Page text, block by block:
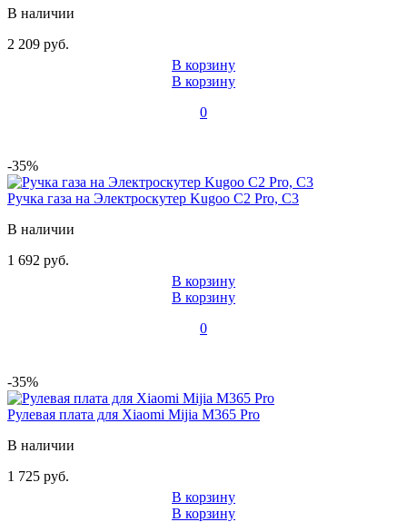
В наличии
2 209 руб.
В корзину
В корзину
0
-35%
Ручка газа на Электроскутер Kugoo C2 Pro, C3
В наличии
1 692 руб.
В корзину
В корзину
0
-35%
Рулевая плата для Xiaomi Mijia M365 Pro
В наличии
1 725 руб.
В корзину
В корзину